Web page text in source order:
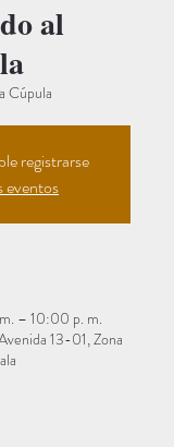
al
Cúpula
registrarse
eventos
– 10:00 p. m.
13-01, Zona